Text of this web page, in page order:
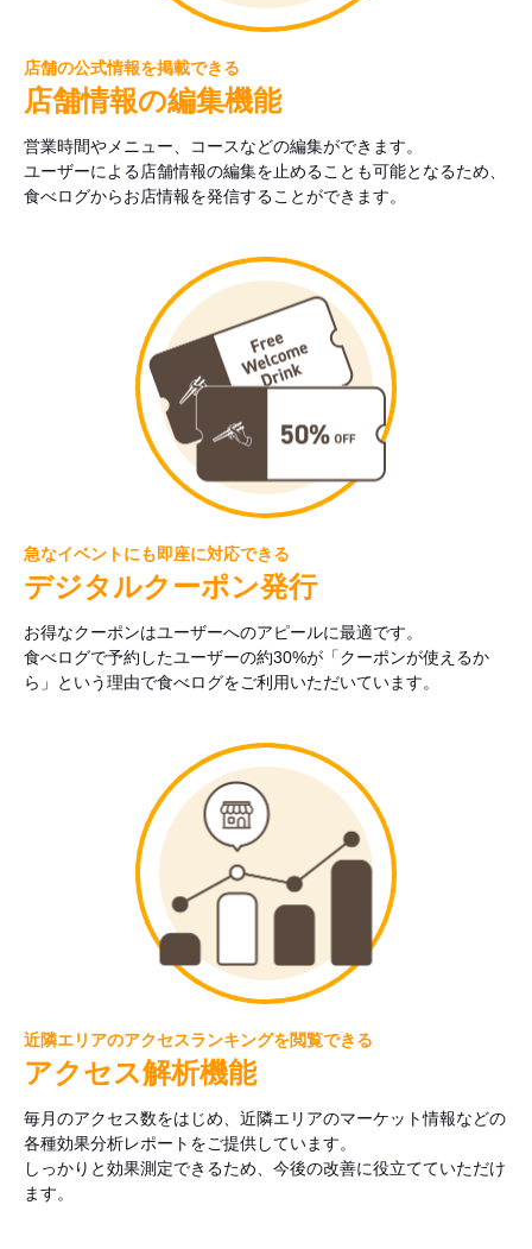
店舗の公式情報を掲載できる
店舗情報の編集機能
営業時間やメニュー、コースなどの編集ができます。
ユーザーによる店舗情報の編集を止めることも可能となるため、
食べログからお店情報を発信することができます。
急なイベントにも即座に対応できる
デジタルクーポン発行
お得なクーポンはユーザーへのアピールに最適です。
食べログで予約したユーザーの約30%が「クーポンが使えるか
ら」という理由で食べログをご利用いただいています。
近隣エリアのアクセスランキングを閲覧できる
アクセス解析機能
毎月のアクセス数をはじめ、近隣エリアのマーケット情報などの
各種効果分析レポートをご提供しています。
しっかりと効果測定できるため、今後の改善に役立てていただけ
ます。